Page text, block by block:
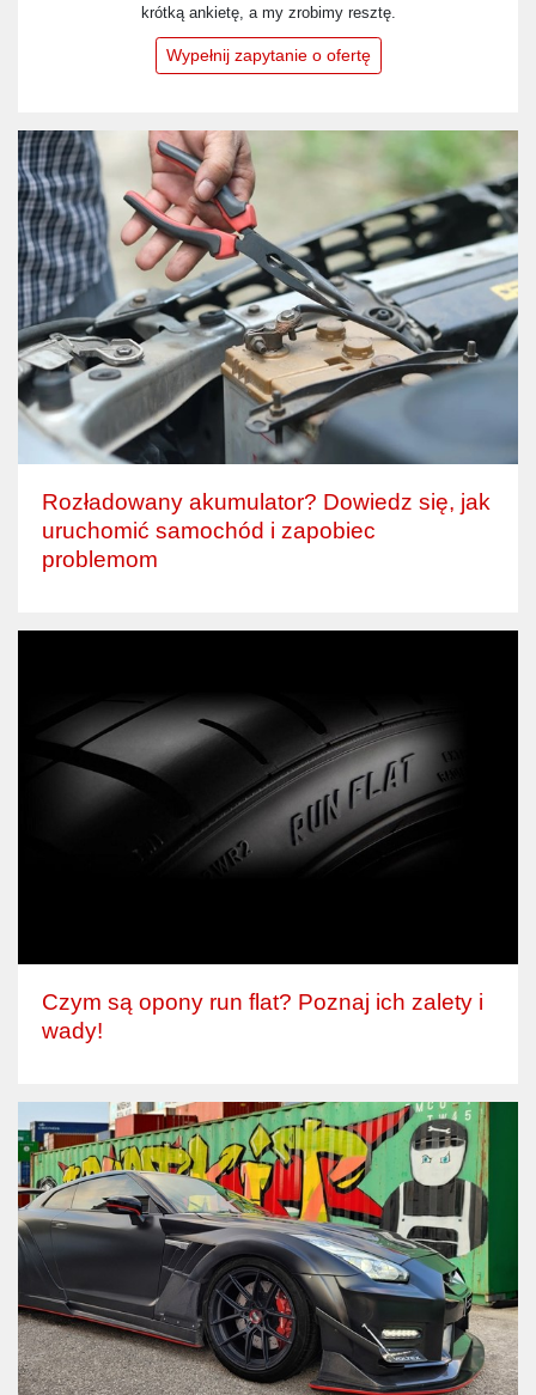
krótką ankietę, a my zrobimy resztę.
Wypełnij zapytanie o ofertę
Rozładowany akumulator? Dowiedz się, jak
uruchomić samochód i zapobiec
problemom
Czym są opony run flat? Poznaj ich zalety i
wady!